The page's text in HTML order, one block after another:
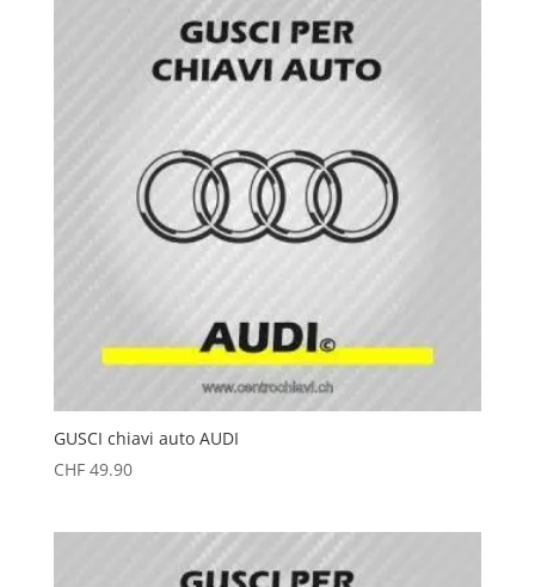
GUSCI chiavi auto AUDI
CHF49.90